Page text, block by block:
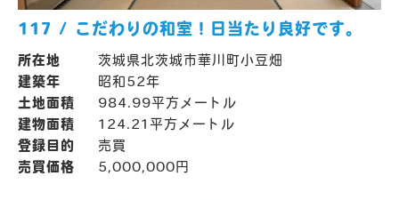
117 / こだわりの和室！日当たり良好です。
所在地
茨城県北茨城市華川町小豆畑
建築年
昭和52年
土地面積
984.99平方メートル
建物面積
124.21平方メートル
登録目的
売買
売買価格
5,000,000円